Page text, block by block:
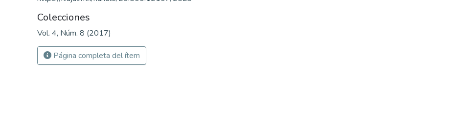
Colecciones
Vol. 4, Núm. 8 (2017)
Página completa del ítem